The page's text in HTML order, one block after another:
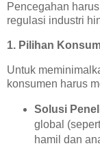
Pencegahan
regulasi industri
1. Pilihan
Untuk
konsumen harus
Solusi
global
hamil dan